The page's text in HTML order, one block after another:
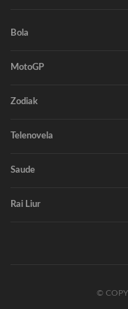
Bola
MotoGP
Zodiak
Telenovela
Saude
Rai Liur
©